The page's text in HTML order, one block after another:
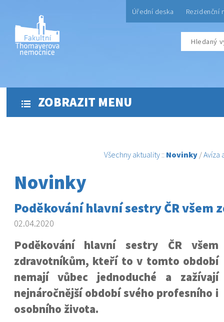
Úřední deska Rezidenční
ZOBRAZIT MENU
Všechny aktuality :: Novinky /Avíza
Novinky
Poděkování hlavní sestry ČR všem
02.04.2020
Poděkování hlavní sestry ČR všem
zdravotníkům, kteří to v tomto období
nemají vůbec jednoduché a zažívají
nejnáročnější období svého profesního i
osobního života.